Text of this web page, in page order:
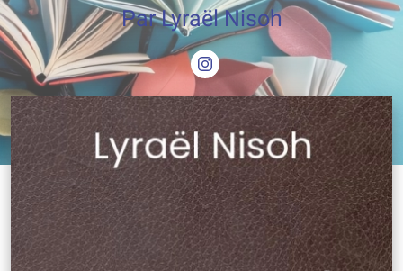
Par Lyraël Nisoh